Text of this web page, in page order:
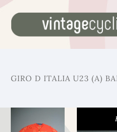
GIRO D ITALIA U23 (A)